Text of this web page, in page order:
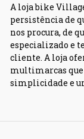
A loja bike
persistência de
nos procura, de
especializado e
cliente. A loja
multimarcas que
simplicidade e